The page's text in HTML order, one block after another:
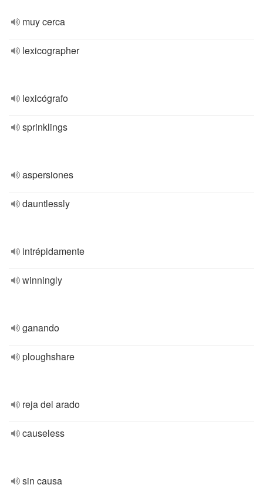
muy cerca
lexicographer
lexicógrafo
sprinklings
aspersiones
dauntlessly
intrépidamente
winningly
ganando
ploughshare
reja del arado
causeless
sin causa